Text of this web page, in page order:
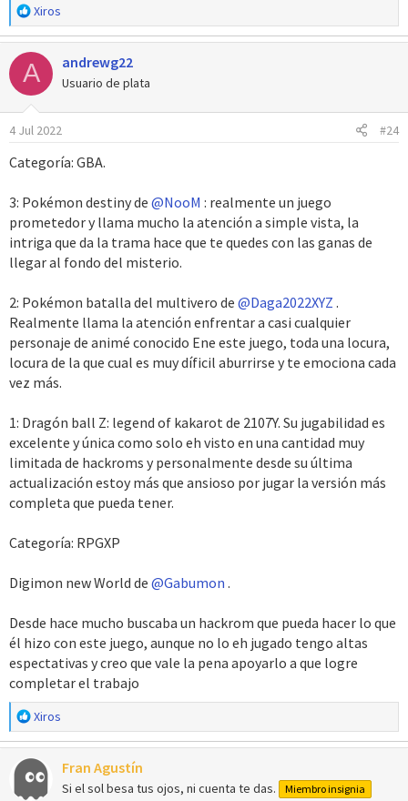
R
e
a
c
c
i
o
n
s
Xiros
A andrewg22
Usuario de plata
4 Jul 2022 #24
Categoría: GBA.
3: Pokémon destiny de @NooM : realmente un juego
prometedor y llama mucho la atención a simple vista, la
intriga que da la trama hace que te quedes con las ganas de
llegar al fondo del misterio.
2: Pokémon batalla del multivero de @Daga2022XYZ .
Realmente llama la atención enfrentar a casi cualquier
personaje de animé conocido Ene este juego, toda una locura,
locura de la que cual es muy díficil aburrirse y te emociona cada
vez más.
1: Dragón ball Z: legend of kakarot de 2107Y. Su jugabilidad es
excelente y única como solo eh visto en una cantidad muy
limitada de hackroms y personalmente desde su última
actualización estoy más que ansioso por jugar la versión más
completa que pueda tener.
Categoría: RPGXP
Digimon new World de @Gabumon .
Desde hace mucho buscaba un hackrom que pueda hacer lo que
él hizo con este juego, aunque no lo eh jugado tengo altas
espectativas y creo que vale la pena apoyarlo a que logre
completar el trabajo
R
e
a
c
Xiros
Fran Agustín
Si el sol besa tus ojos, ni cuenta te das. Miembro insignia